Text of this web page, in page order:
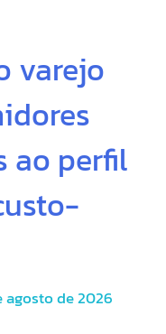
varejo
ao perfil
agosto de 2026